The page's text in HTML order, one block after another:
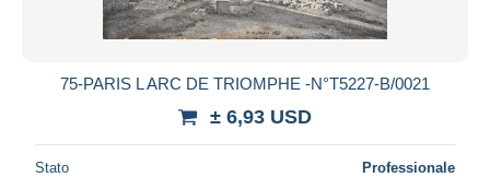
75-PARIS L ARC DE TRIOMPHE -N°T5227-B/0021
± 6,93 USD
Stato Professionale